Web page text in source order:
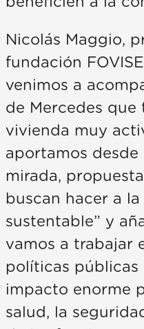
Nicolás Maggio,
fundación
venimos a
de Mercedes
vivienda muy
aportamos desde
mirada,
buscan hacer a
sustentable” y
vamos a trabajar
políticas públicas
impacto enorme
salud, la